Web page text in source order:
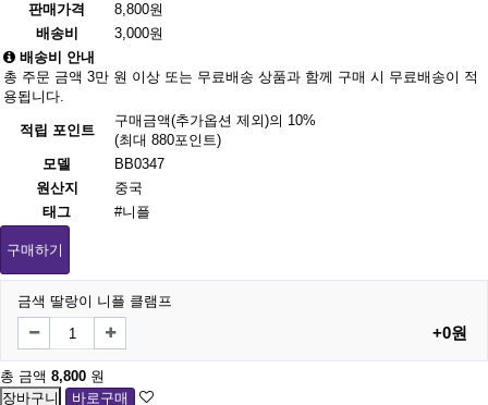
판매가격
8,800원
배송비
3,000원
배송비 안내
총 주문 금액 3만 원 이상 또는 무료배송 상품과 함께 구매 시 무료배송이 적
용됩니다.
적립 포인트
구매금액(추가옵션 제외)의 10%
(최대 880포인트)
모델
BB0347
원산지
중국
태그
#니플
구매하기
금색 딸랑이 니플 클램프
+0원
총 금액 8,800 원